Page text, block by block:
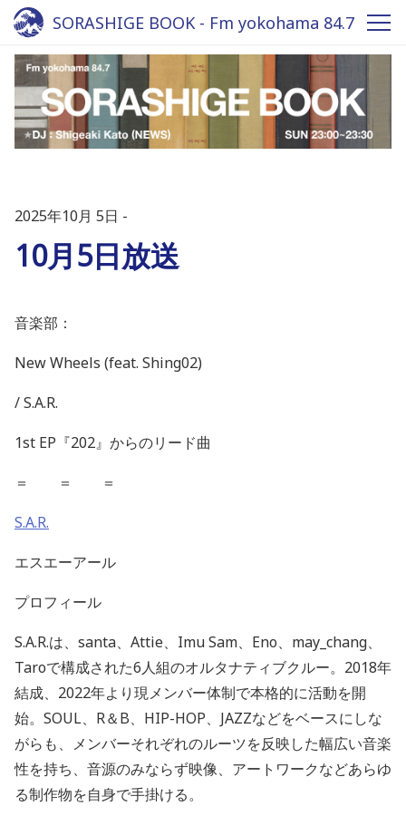
SORASHIGE BOOK - Fm yokohama 84.7
2025年10月 5日
10月5日放送
音楽部：
New Wheels (feat. Shing02)
/ S.A.R.
1st EP『202』からのリード曲
＝ ＝ ＝
S.A.R.
エスエーアール
プロフィール
S.A.R.は、santa、Attie、Imu Sam、Eno、may_chang、
Taroで構成された6人組のオルタナティブクルー。2018年
結成、2022年より現メンバー体制で本格的に活動を開
始。SOUL、R＆B、HIP-HOP、JAZZなどをベースにしな
がらも、メンバーそれぞれのルーツを反映した幅広い音楽
性を持ち、音源のみならず映像、アートワークなどあらゆ
る制作物を自身で手掛ける。